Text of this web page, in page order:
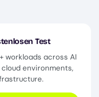
Test
workloads across AI
environments,